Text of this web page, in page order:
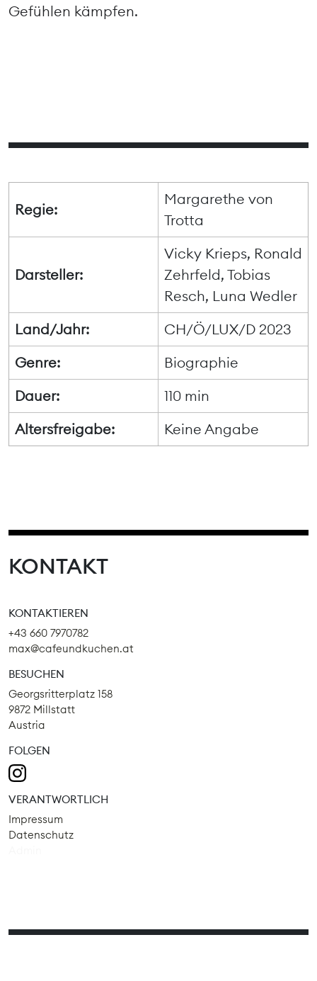
Gefühlen kämpfen.
Regie:
Margarethe von
Trotta
Darsteller:
Vicky Krieps, Ronald
Zehrfeld, Tobias
Resch, Luna Wedler
Land/Jahr:
CH/Ö/LUX/D 2023
Genre:
Biographie
Dauer:
110 min
Altersfreigabe:
Keine Angabe
KONTAKT
KONTAKTIEREN
+43 660 7970782
max@cafeundkuchen.at
BESUCHEN
Georgsritterplatz 158
9872 Millstatt
Austria
FOLGEN
VERANTWORTLICH
Impressum
Datenschutz